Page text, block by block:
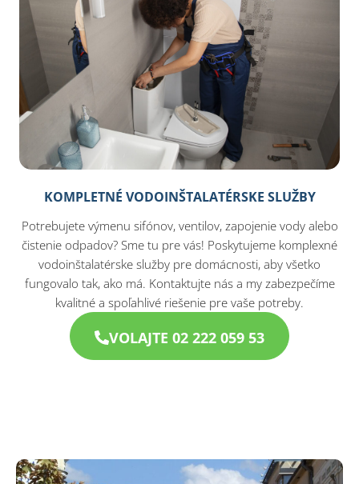
KOMPLETNÉ VODOINŠTALATÉRSKE SLUŽBY
Potrebujete výmenu sifónov, ventilov, zapojenie vody alebo
čistenie odpadov? Sme tu pre vás! Poskytujeme komplexné
vodoinštalatérske služby pre domácnosti, aby všetko
fungovalo tak, ako má. Kontaktujte nás a my zabezpečíme
kvalitné a spoľahlivé riešenie pre vaše potreby.
VOLAJTE 02 222 059 53